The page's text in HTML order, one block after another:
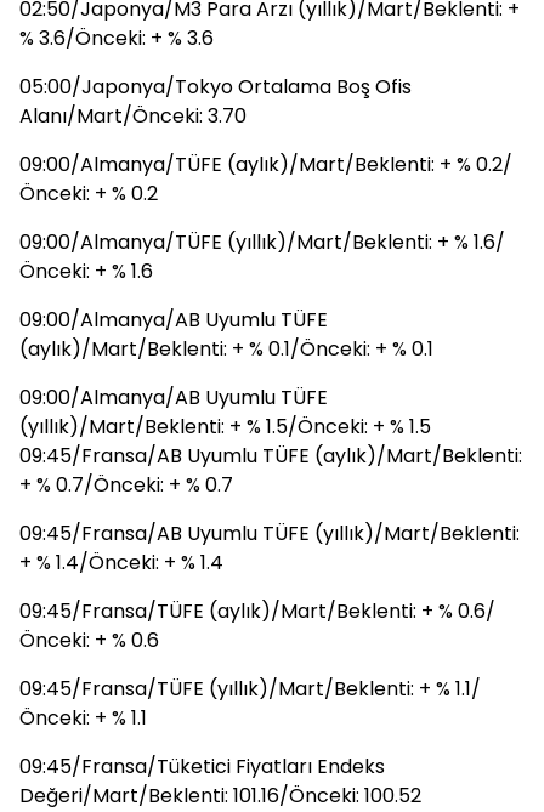
02:50/Japonya/M3 Para Arzı (yıllık)/Mart/Beklenti: +
% 3.6/Önceki: + % 3.6
05:00/Japonya/Tokyo Ortalama Boş Ofis
Alanı/Mart/Önceki: 3.70
09:00/Almanya/TÜFE (aylık)/Mart/Beklenti: + % 0.2/
Önceki: + % 0.2
09:00/Almanya/TÜFE (yıllık)/Mart/Beklenti: + % 1.6/
Önceki: + % 1.6
09:00/Almanya/AB Uyumlu TÜFE
(aylık)/Mart/Beklenti: + % 0.1/Önceki: + % 0.1
09:00/Almanya/AB Uyumlu TÜFE
(yıllık)/Mart/Beklenti: + % 1.5/Önceki: + % 1.5
09:45/Fransa/AB Uyumlu TÜFE (aylık)/Mart/Beklenti:
+ % 0.7/Önceki: + % 0.7
09:45/Fransa/AB Uyumlu TÜFE (yıllık)/Mart/Beklenti:
+ % 1.4/Önceki: + % 1.4
09:45/Fransa/TÜFE (aylık)/Mart/Beklenti: + % 0.6/
Önceki: + % 0.6
09:45/Fransa/TÜFE (yıllık)/Mart/Beklenti: + % 1.1/
Önceki: + % 1.1
09:45/Fransa/Tüketici Fiyatları Endeks
Değeri/Mart/Beklenti: 101.16/Önceki: 100.52